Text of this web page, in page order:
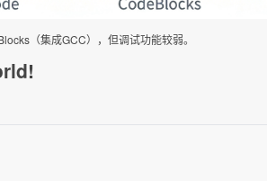
（集成GCC），但调试功能较弱。